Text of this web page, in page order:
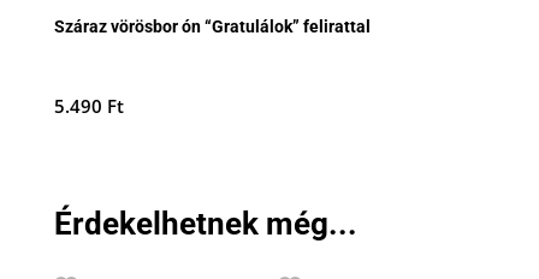
Száraz vörösbor ón “Gratulálok” felirattal
5.490 Ft
Érdekelhetnek még...